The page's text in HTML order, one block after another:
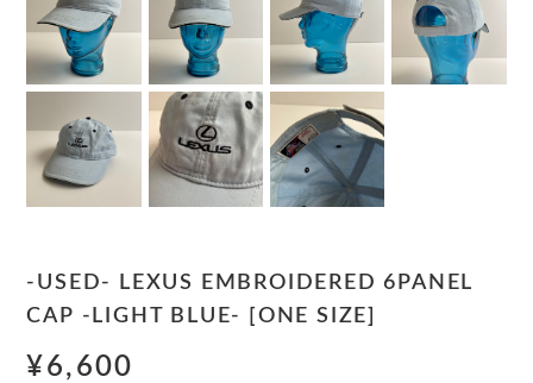
-USED- LEXUS EMBROIDERED 6PANEL
CAP -LIGHT BLUE- [ONE SIZE]
¥6,600